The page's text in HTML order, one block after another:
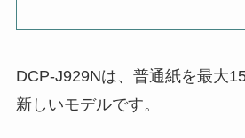
DCP-J929Nは、普通紙を最大
新しいモデルです。